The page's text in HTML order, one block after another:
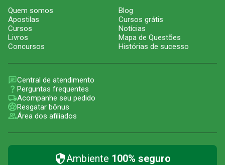
Quem somos
Apostilas
Cursos
Livros
Concursos
Blog
Cursos grátis
Notícias
Mapa de Questões
Histórias de sucesso
Central de atendimento
Perguntas frequentes
Acompanhe seu pedido
Resgatar bônus
Área dos afiliados
Ambiente 100% seguro